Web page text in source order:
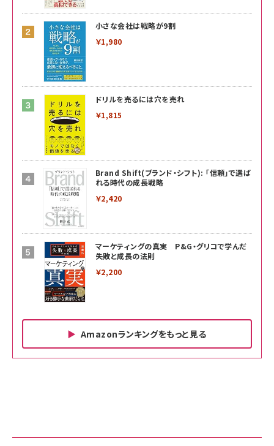
小さな会社は戦略が9割
￥1,980
ドリルを売るには穴を売れ
￥1,815
Brand Shift(ブランド・シフト): 「信頼」で選ば
れる時代の成長戦略
￥2,420
マーケティングの真実 P&G・グリコで学んだ
失敗と成長の法則
￥2,200
Amazonランキングをもっと見る
￥880
サポート正規品 メーカー保証5年 KLMEA128G
サポート正規品 メーカー保証5年 KLMEA128G